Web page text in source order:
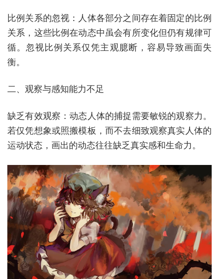
比例关系的忽视：人体各部分之间存在着固定的比例
关系，这些比例在动态中虽会有所变化但仍有规律可
循。忽视比例关系仅凭主观臆断，容易导致画面失
衡。
二、观察与感知能力不足
缺乏有效观察：动态人体的捕捉需要敏锐的观察力。
若仅凭想象或照搬模板，而不去细致观察真实人体的
运动状态，画出的动态往往缺乏真实感和生命力。